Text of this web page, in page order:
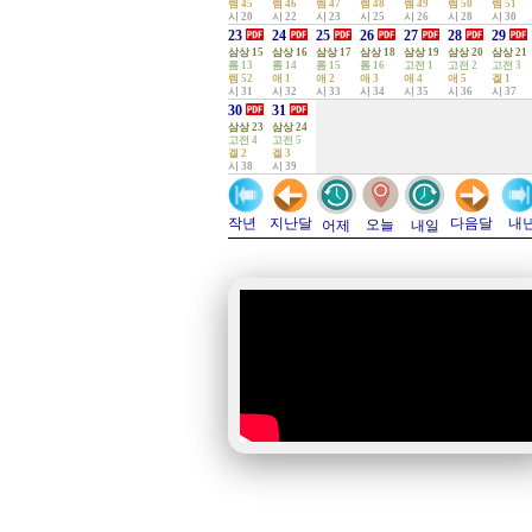
렘 45
시 20
렘 46
시 22
렘 47
시 23
렘 48
시 25
렘 49
시 26
렘 50
시 28
렘 51
시 30
23
삼상 15
롬 13
렘 52
시 31
24
삼상 16
롬 14
애 1
시 32
25
삼상 17
롬 15
애 2
시 33
26
삼상 18
롬 16
애 3
시 34
27
삼상 19
고전 1
애 4
시 35
28
삼상 20
고전 2
애 5
시 36
29
삼상 21
고전 3
겔 1
시 37
30
삼상 23
고전 4
겔 2
시 38
31
삼상 24
고전 5
겔 3
시 39
작년 지난달 어제 오늘 내일 다음달 내